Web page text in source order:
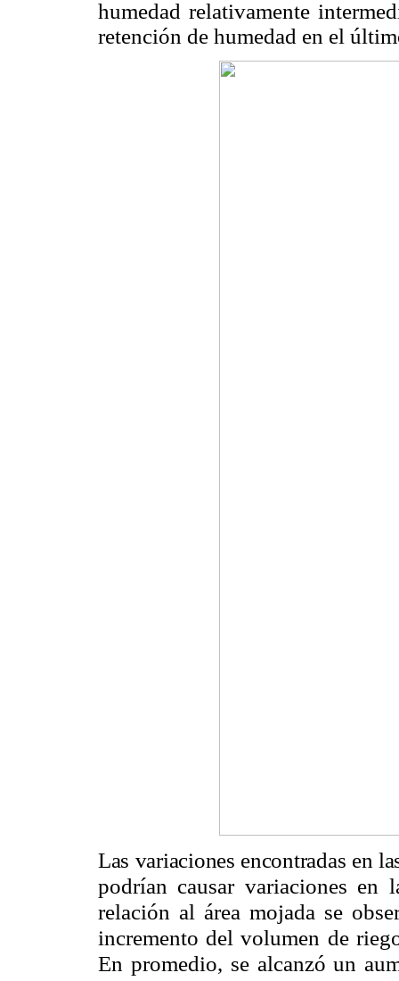
humedad relativamente
retención de humedad en el
Las variaciones encontradas en
podrían causar variaciones
relación al área mojada se
incremento del volumen de
En promedio, se alcanzó un